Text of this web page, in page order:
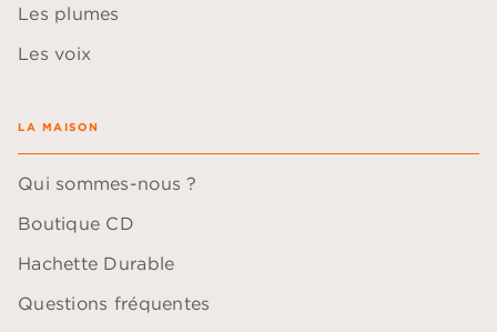
Les plumes
Les voix
LA MAISON
Qui sommes-nous ?
Boutique CD
Hachette Durable
Questions fréquentes